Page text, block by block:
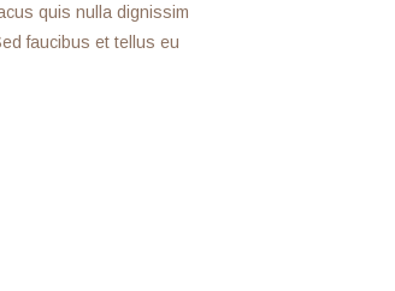
quis nulla dignissim
faucibus et tellus eu